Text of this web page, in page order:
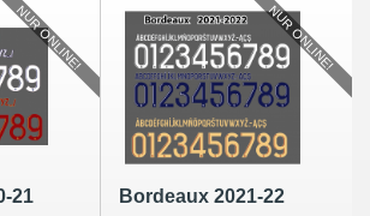
21
NUR ONLINE!
Bordeaux 2021-22
NUR ONLINE!